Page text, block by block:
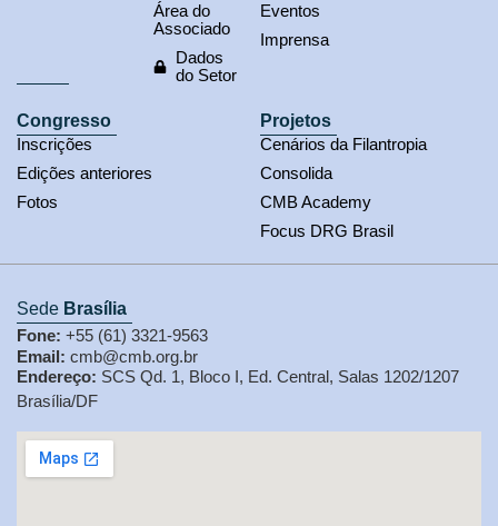
Área do
Associado
Dados
do Setor
Eventos
Imprensa
Congresso
Inscrições
Edições anteriores
Fotos
Projetos
Cenários da Filantropia
Consolida
CMB Academy
Focus DRG Brasil
Sede Brasília
Fone: +55 (61) 3321-9563
Email: cmb@cmb.org.br
Endereço: SCS Qd. 1, Bloco I, Ed. Central, Salas 1202/1207
Brasília/DF